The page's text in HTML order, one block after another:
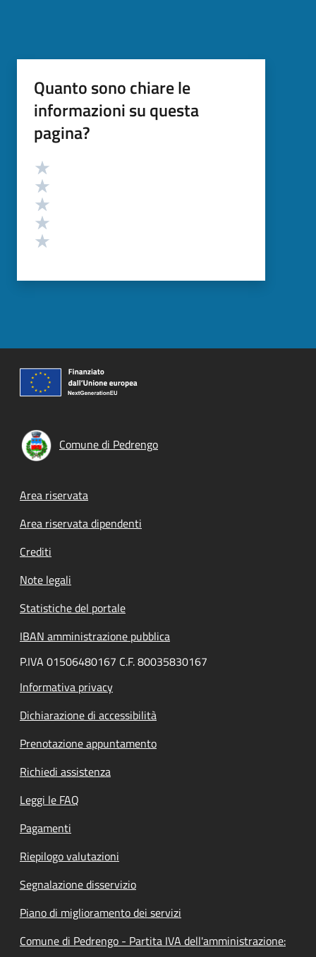
Quanto sono chiare le
informazioni su questa
pagina?
Valutazione
Comune di Pedrengo
Footer menu
Area riservata
Area riservata dipendenti
Crediti
Note legali
Statistiche del portale
IBAN amministrazione pubblica
P.IVA 01506480167 C.F. 80035830167
Informativa privacy
Dichiarazione di accessibilità
Prenotazione appuntamento
Richiedi assistenza
Leggi le FAQ
Pagamenti
Riepilogo valutazioni
Segnalazione disservizio
Piano di miglioramento dei servizi
Comune di Pedrengo - Partita IVA dell'amministrazione: